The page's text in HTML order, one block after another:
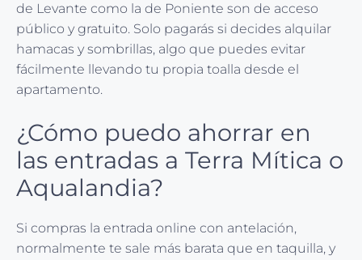
de Levante como la de Poniente son de acceso
público y gratuito. Solo pagarás si decides alquilar
hamacas y sombrillas, algo que puedes evitar
fácilmente llevando tu propia toalla desde el
apartamento.
¿Cómo puedo ahorrar en
las entradas a Terra Mítica o
Aqualandia?
Si compras la entrada online con antelación,
normalmente te sale más barata que en taquilla, y